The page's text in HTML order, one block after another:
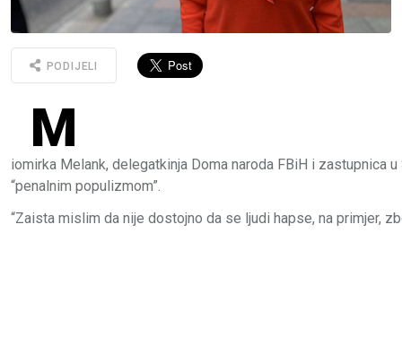
PODIJELI
M
iomirka Melank, delegatkinja Doma naroda FBiH i zastupnica u
“penalnim populizmom”.
“Zaista mislim da nije dostojno da se ljudi hapse, na primjer,